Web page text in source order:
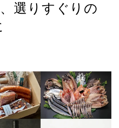
選りすぐりの